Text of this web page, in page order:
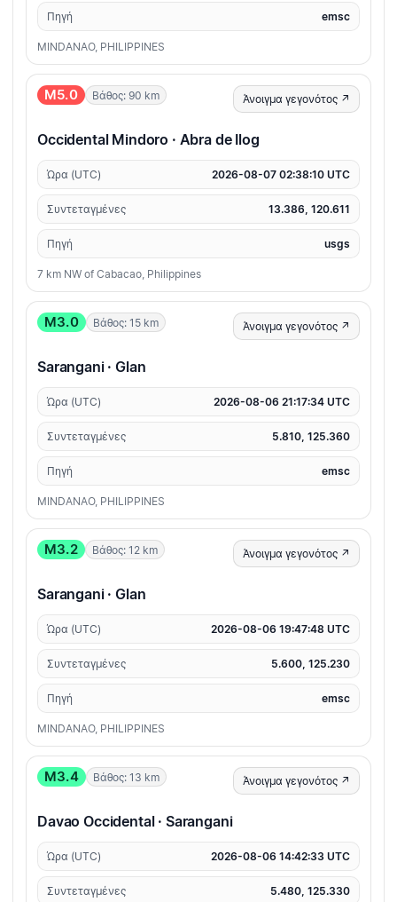
Πηγή emsc
MINDANAO, PHILIPPINES
M5.0 Βάθος: 90 km Άνοιγμα γεγονότος ↗
Occidental Mindoro · Abra de Ilog
Ώρα (UTC) 2026-08-07 02:38:10 UTC
Συντεταγμένες 13.386, 120.611
Πηγή usgs
7 km NW of Cabacao, Philippines
M3.0 Βάθος: 15 km Άνοιγμα γεγονότος ↗
Sarangani · Glan
Ώρα (UTC) 2026-08-06 21:17:34 UTC
Συντεταγμένες 5.810, 125.360
Πηγή emsc
MINDANAO, PHILIPPINES
M3.2 Βάθος: 12 km Άνοιγμα γεγονότος ↗
Sarangani · Glan
Ώρα (UTC) 2026-08-06 19:47:48 UTC
Συντεταγμένες 5.600, 125.230
Πηγή emsc
MINDANAO, PHILIPPINES
M3.4 Βάθος: 13 km Άνοιγμα γεγονότος ↗
Davao Occidental · Sarangani
Ώρα (UTC) 2026-08-06 14:42:33 UTC
Συντεταγμένες 5.480, 125.330